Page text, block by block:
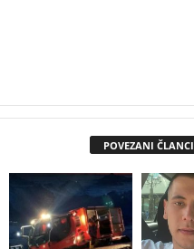
POVEZANI ČLANCI